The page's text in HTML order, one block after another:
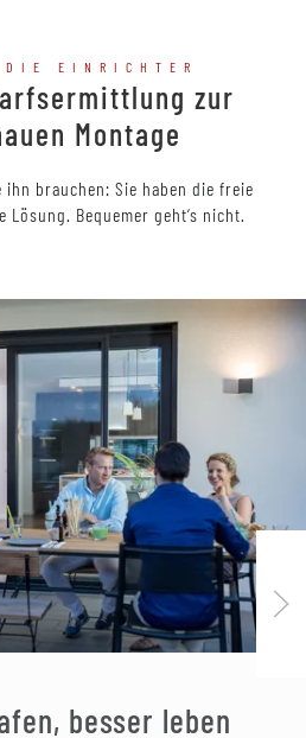
EINRICHTER
zur
Montage
ihn brauchen: Sie haben die freie
Bequemer geht‘s nicht.
besser leben